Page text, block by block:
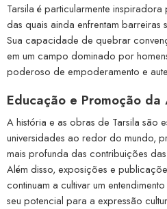
Tarsila é particularmente inspiradora
das quais ainda enfrentam barreiras
Sua capacidade de quebrar
em um campo dominado por
poderoso de empoderamento e
Educação e Promoção da
A história e as obras de Tarsila são
universidades ao redor do mundo,
mais profunda das contribuições
Além disso, exposições e
continuam a cultivar um
seu potencial para a expressão